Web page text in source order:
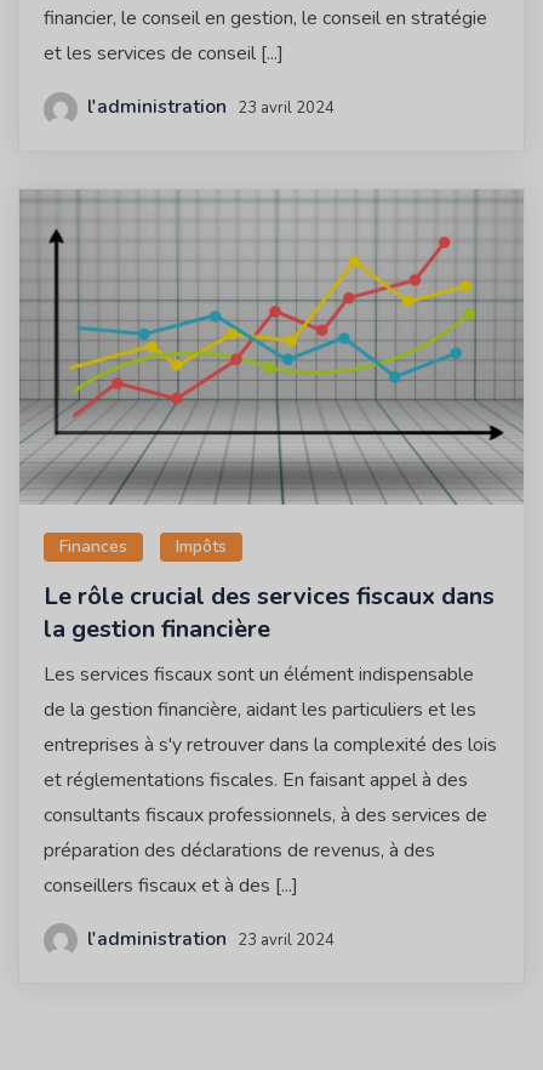
financier, le conseil en gestion, le conseil en stratégie
et les services de conseil [...]
l'administration
23 avril 2024
Finances Impôts
Le rôle crucial des services fiscaux dans
la gestion financière
Les services fiscaux sont un élément indispensable
de la gestion financière, aidant les particuliers et les
entreprises à s'y retrouver dans la complexité des lois
et réglementations fiscales. En faisant appel à des
consultants fiscaux professionnels, à des services de
préparation des déclarations de revenus, à des
conseillers fiscaux et à des [...]
l'administration
23 avril 2024